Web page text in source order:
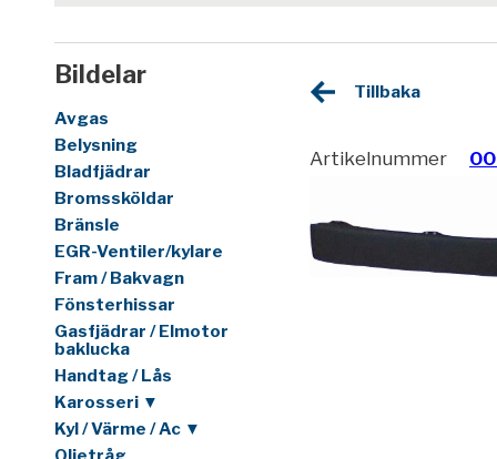
Bildelar
Avgas
Belysning
Bladfjädrar
Bromssköldar
Bränsle
EGR-Ventiler/kylare
Fram / Bakvagn
Fönsterhissar
Gasfjädrar / Elmotor
baklucka
Handtag / Lås
Karosseri ▼
Kyl / Värme / Ac ▼
Tillbaka
Artikelnummer